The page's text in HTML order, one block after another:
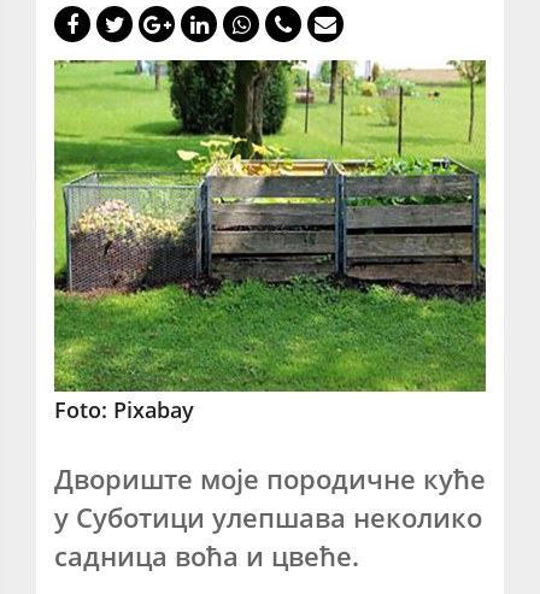
Foto: Pixabay
Двориште моје породичне куће
у Суботици улепшава неколико
садница воћа и цвеће.